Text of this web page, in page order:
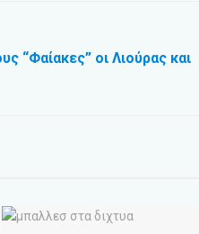
“Φαίακες” οι Λιούρας και